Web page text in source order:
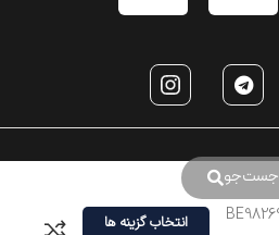
جست‌جو
انتخاب گزینه ها